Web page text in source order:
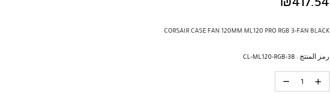
CORSAIR CASE FAN 120MM ML120 PRO RGB 3-FAN BLACK
رمز المنتج : CL-ML120-RGB-3B
كمية CORSAIR CASE FAN 120MM ML120 PRO RGB 3-FAN BLACK